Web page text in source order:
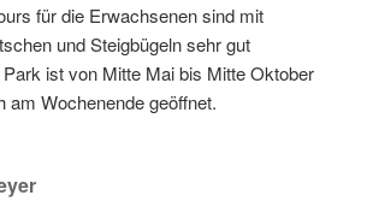
für die Erwachsenen sind mit
und Steigbügeln sehr gut
ist von Mitte Mai bis Mitte Oktober
am Wochenende geöffnet.